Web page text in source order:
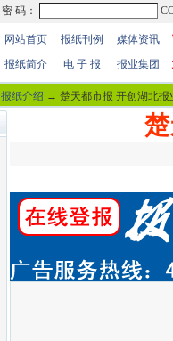
网站首页 报纸刊例 媒体资讯
报纸简介 电 子 报 报业集团
报纸介绍 → 楚天都市报 开创湖北报